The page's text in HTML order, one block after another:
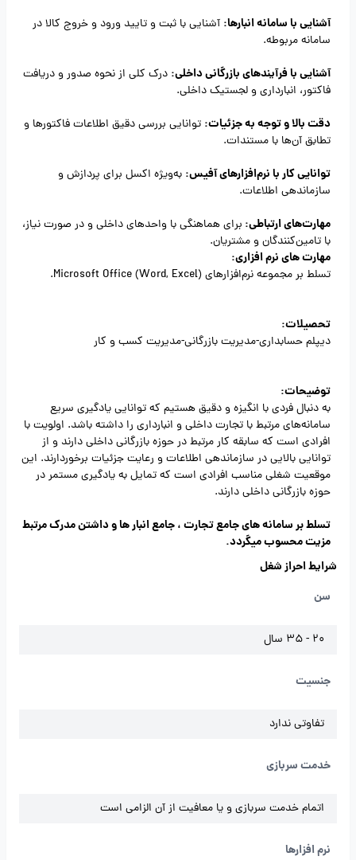
آشنایی با سامانه انبارها: آشنایی با ثبت و تایید ورود و خروج کالا در
سامانه مربوطه.
آشنایی با فرآیندهای بازرگانی داخلی: درک کلی از نحوه صدور و دریافت
فاکتور، انبارداری و لجستیک داخلی.
دقت بالا و توجه به جزئیات: توانایی بررسی دقیق اطلاعات فاکتورها و
تطابق آن‌ها با مستندات.
توانایی کار با نرم‌افزارهای آفیس: به‌ویژه اکسل برای پردازش و
سازماندهی اطلاعات.
مهارت‌های ارتباطی: برای هماهنگی با واحدهای داخلی و در صورت نیاز،
با تامین‌کنندگان و مشتریان.
مهارت های نرم افزاری:
تسلط بر مجموعه نرم‌افزارهای Microsoft Office (Word, Excel).
تحصیلات:
دیپلم حسابداری-مدیریت بازرگانی-مدیریت کسب و کار
توضیحات:
به دنبال فردی با انگیزه و دقیق هستیم که توانایی یادگیری سریع
سامانه‌های مرتبط با تجارت داخلی و انبارداری را داشته باشد. اولویت با
افرادی است که سابقه کار مرتبط در حوزه بازرگانی داخلی دارند و از
توانایی بالایی در سازماندهی اطلاعات و رعایت جزئیات برخوردارند. این
موقعیت شغلی مناسب افرادی است که تمایل به یادگیری مستمر در
حوزه بازرگانی داخلی دارند.
تسلط بر سامانه های جامع تجارت ، جامع انبار ها و داشتن مدرک مرتبط
مزیت محسوب میگردد.
شرایط احراز شغل
سن
20 - 35 سال
جنسیت
تفاوتی ندارد
خدمت سربازی
اتمام خدمت سربازی و یا معافیت از آن الزامی است
نرم افزارها